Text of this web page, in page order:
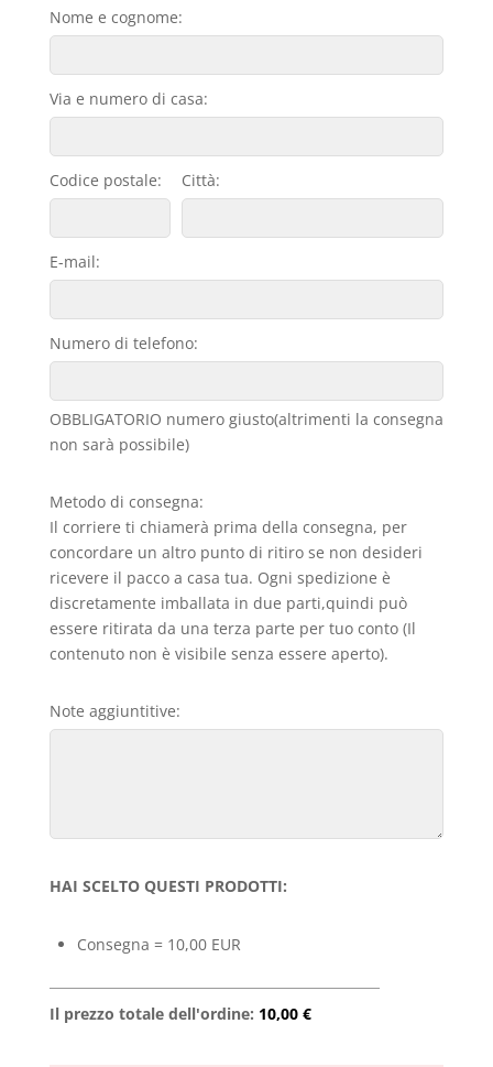
Nome e cognome:
Via e numero di casa:
Codice postale: Città:
E-mail:
Numero di telefono:
OBBLIGATORIO numero giusto(altrimenti la consegna
non sarà possibile)
Metodo di consegna:
Il corriere ti chiamerà prima della consegna, per
concordare un altro punto di ritiro se non desideri
ricevere il pacco a casa tua. Ogni spedizione è
discretamente imballata in due parti,quindi può
essere ritirata da una terza parte per tuo conto (Il
contenuto non è visibile senza essere aperto).
Note aggiuntitive:
HAI SCELTO QUESTI PRODOTTI:
Consegna = 10,00 EUR
Il prezzo totale dell'ordine: 10,00 €